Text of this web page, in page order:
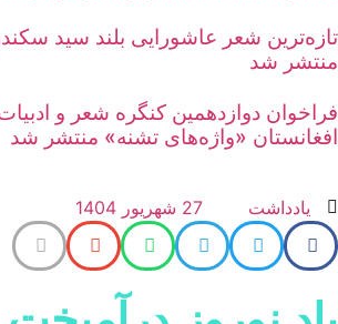
شعر عاشورایی بلند سید
شد
دوازدهمین کنگره شعر و
«واژه‌های تشنه» منتشر شد
يادداشت 27 شهریور 1404